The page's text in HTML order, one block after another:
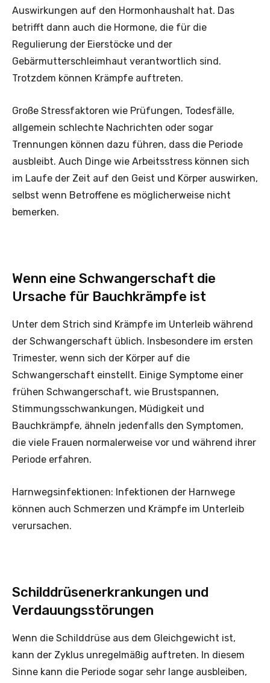
Auswirkungen auf den Hormonhaushalt hat. Das
betrifft dann auch die Hormone, die für die
Regulierung der Eierstöcke und der
Gebärmutterschleimhaut verantwortlich sind.
Trotzdem können Krämpfe auftreten.
Große Stressfaktoren wie Prüfungen, Todesfälle,
allgemein schlechte Nachrichten oder sogar
Trennungen können dazu führen, dass die Periode
ausbleibt. Auch Dinge wie Arbeitsstress können sich
im Laufe der Zeit auf den Geist und Körper auswirken,
selbst wenn Betroffene es möglicherweise nicht
bemerken.
Wenn eine Schwangerschaft die
Ursache für Bauchkrämpfe ist
Unter dem Strich sind Krämpfe im Unterleib während
der Schwangerschaft üblich. Insbesondere im ersten
Trimester, wenn sich der Körper auf die
Schwangerschaft einstellt. Einige Symptome einer
frühen Schwangerschaft, wie Brustspannen,
Stimmungsschwankungen, Müdigkeit und
Bauchkrämpfe, ähneln jedenfalls den Symptomen,
die viele Frauen normalerweise vor und während ihrer
Periode erfahren.
Harnwegsinfektionen: Infektionen der Harnwege
können auch Schmerzen und Krämpfe im Unterleib
verursachen.
Schilddrüsenerkrankungen und
Verdauungsstörungen
Wenn die Schilddrüse aus dem Gleichgewicht ist,
kann der Zyklus unregelmäßig auftreten. In diesem
Sinne kann die Periode sogar sehr lange ausbleiben,